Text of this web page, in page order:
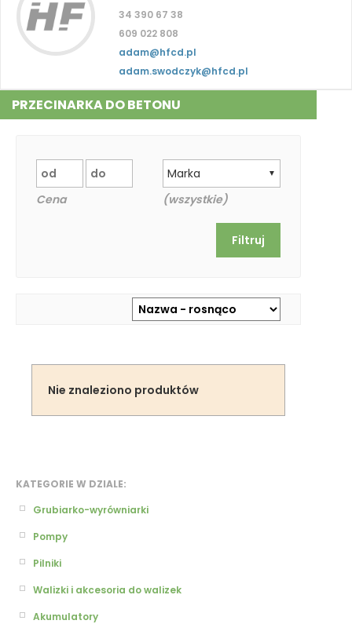
34 390 67 38
609 022 808
adam@hfcd.pl
adam.swodczyk@hfcd.pl
PRZECINARKA DO BETONU
KATEGORIE W DZIALE:
Grubiarko-wyrówniarki
Pompy
Pilniki
Walizki i akcesoria do walizek
Akumulatory
Cena
▼
Marka
(wszystkie)
Nie znaleziono produktów